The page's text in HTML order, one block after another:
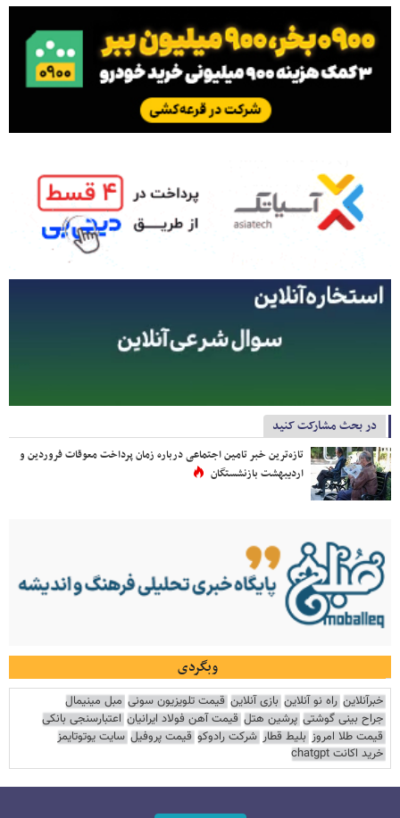
در بحث مشارکت کنید
تازه‌ترین خبر تامین اجتماعی درباره زمان پرداخت معوقات فروردین و
اردیبهشت بازنشستگان
وبگردی
خبرآنلاین راه نو آنلاین بازی آنلاین قیمت تلویزیون سونی مبل مینیمال
جراح بینی گوشتی پرشین هتل قیمت آهن فولاد ایرانیان اعتبارسنجی بانکی
قیمت طلا امروز بلیط قطار شرکت رادوکو قیمت پروفیل سایت یوتوتایمز
خرید اکانت chatgpt